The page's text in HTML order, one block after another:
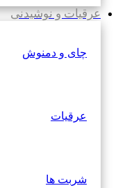
عرقیات و نوشیدنی
چای و دمنوش
عرقیات
شربت ها